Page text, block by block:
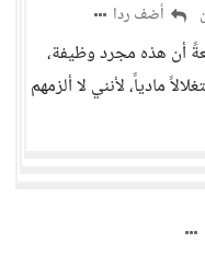
أضف ردا
أن هذه مجرد وظيفة،
مادياً، لأنني لا ألزمهم